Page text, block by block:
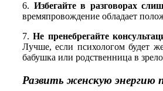
6. Избегайте в разговорах
времяпровождение обладает
7.Не пренебрегайте
Лучше, если психологом будет
бабушка или родственница в
Развить женскую энергию